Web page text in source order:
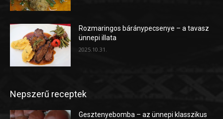
Rozmaringos báránypecsenye – a tavasz
ünnepi illata
2025.10.31.
Nepszerű receptek
Gesztenyebomba – az ünnepi klasszikus